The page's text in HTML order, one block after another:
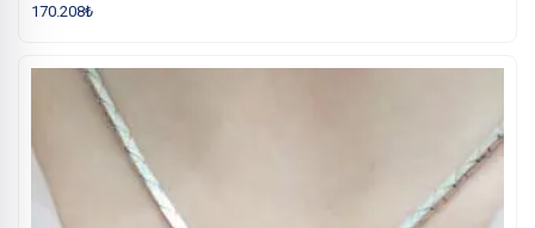
170.208₺